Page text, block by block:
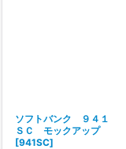
ソフトバンク ９４１
ＳＣ モックアップ
[941SC]